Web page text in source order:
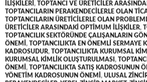
ILIŞKILERI , TOPTANCI VE ÜRETICILER
TOPTANCILARIN PERAKENDECILERLE OLAN
TOPTANCILARIN ÜRETICILERLE OLAN
ÜRETICILER ARASINDAKI OPTIMUM ILIŞKILER,
TOPTANCILIK SEKTÖRÜNDE ÇALIŞANLARIN
ÖNEMI , TOPTANCILIKTA EN ÖNEMLI SERMAYE
KADROSUDUR, TOPTANCILIKTA KURUMSAL
KURUMSAL KIMLIK OLUŞTURULMASI ,
ÖNEMI , TOPTANCILIKTA SATIŞ KADROSUNUN
YÖNETIM KADROSUNUN ÖNEMI , ULUSAL